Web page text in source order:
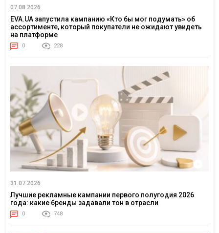
07.08.2026
EVA.UA запустила кампанию «Кто бы мог подумать» об
ассортименте, который покупатели не ожидают увидеть
на платформе
0 228
31.07.2026
Лучшие рекламные кампании первого полугодия 2026
года: какие бренды задавали тон в отрасли
0 748